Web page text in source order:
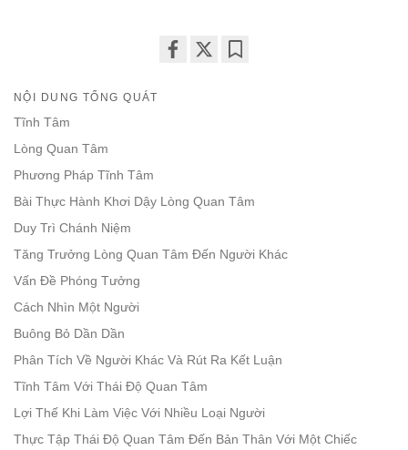
NỘI DUNG TỔNG QUÁT
Tĩnh Tâm
Lòng Quan Tâm
Phương Pháp Tĩnh Tâm
Bài Thực Hành Khơi Dậy Lòng Quan Tâm
Duy Trì Chánh Niệm
Tăng Trưởng Lòng Quan Tâm Đến Người Khác
Vấn Đề Phóng Tưởng
Cách Nhìn Một Người
Buông Bỏ Dần Dần
Phân Tích Về Người Khác Và Rút Ra Kết Luận
Tĩnh Tâm Với Thái Độ Quan Tâm
Lợi Thế Khi Làm Việc Với Nhiều Loại Người
Thực Tập Thái Độ Quan Tâm Đến Bản Thân Với Một Chiếc